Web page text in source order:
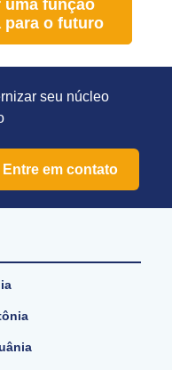
uma função
para o futuro
seu núcleo
Entre em contato